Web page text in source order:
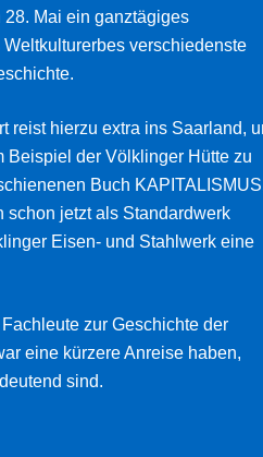
Mai ein ganztägiges
verschiedenste
reist hierzu extra ins Saarland,
Beispiel der Völklinger Hütte zu
Buch
schon jetzt als Standardwerk
Eisen- und Stahlwerk eine
zur Geschichte der
eine kürzere Anreise haben,
sind.